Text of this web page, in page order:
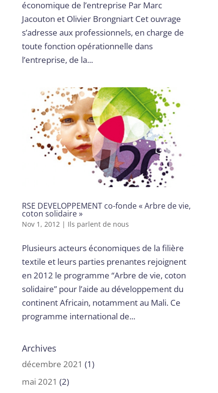
économique de l’entreprise Par Marc
Jacouton et Olivier Brongniart Cet ouvrage
s’adresse aux professionnels, en charge de
toute fonction opérationnelle dans
l’entreprise, de la...
RSE DEVELOPPEMENT co-fonde « Arbre de vie,
coton solidaire »
Nov 1, 2012| Ils parlent de nous
Plusieurs acteurs économiques de la filière
textile et leurs parties prenantes rejoignent
en 2012 le programme “Arbre de vie, coton
solidaire” pour l’aide au développement du
continent Africain, notamment au Mali. Ce
programme international de...
Archives
décembre 2021 (1)
mai 2021 (2)